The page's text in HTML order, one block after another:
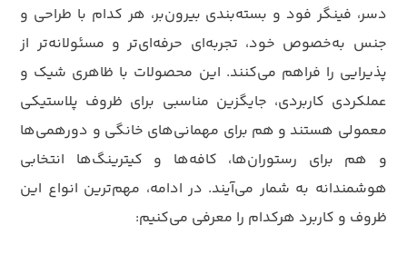
دسر، فینگر فود و بسته‌بندی بیرون‌بر، هر کدام با طراحی و
جنس به‌خصوص خود، تجربه‌ای حرفه‌ای‌تر و مسئولانه‌تر از
پذیرایی را فراهم می‌کنند. این محصولات با ظاهری شیک و
عملکردی کاربردی، جایگزین مناسبی برای ظروف پلاستیکی
معمولی هستند و هم برای مهمانی‌های خانگی و دورهمی‌ها
و هم برای رستوران‌ها، کافه‌ها و کیترینگ‌ها انتخابی
هوشمندانه به شمار می‌آیند. در ادامه، مهم‌ترین انواع این
ظروف و کاربرد هرکدام را معرفی می‌کنیم: